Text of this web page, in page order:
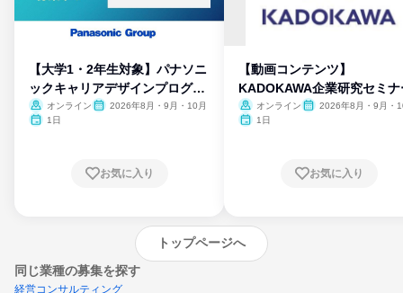
【大学1・2年生対象】パナソニ
ックキャリアデザインプログラ
ム
オンライン
2026年8月・9月・10月
1日
お気に入り
【動画コンテンツ】
KADOKAWA企業研究セミナ
オンライン
2026年8月・9月・
1日
お気に入り
トップページへ
同じ業種の募集を探す
経営コンサルティング